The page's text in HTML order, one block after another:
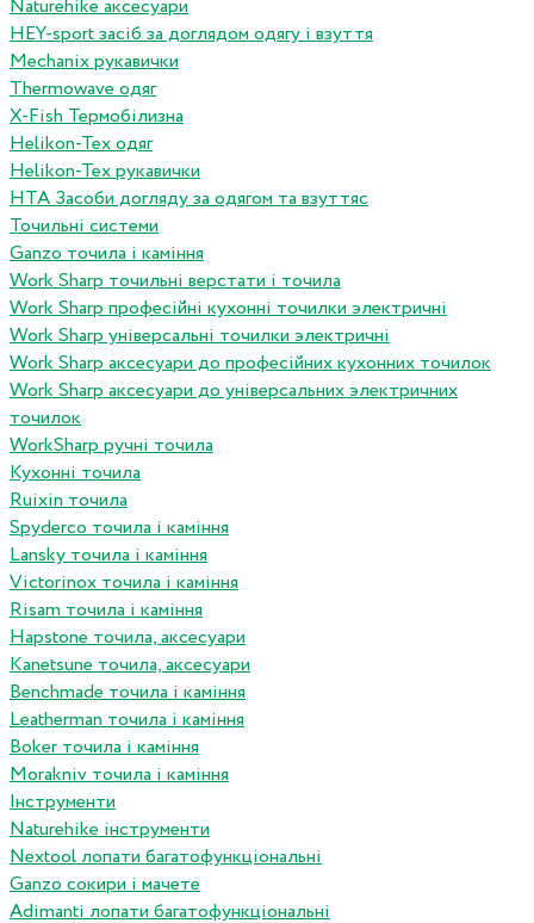
Naturehike аксесуари
HEY-sport засіб за доглядом одягу і взуття
Mechanix рукавички
Thermowave одяг
X-Fish Термобілизна
Helikon-Tex одяг
Helikon-Tex рукавички
HTA Засоби догляду за одягом та взуттяс
Точильні системи
Ganzo точила і каміння
Work Sharp точильні верстати і точила
Work Sharp професiйнi кухоннi точилки электричнi
Work Sharp унiверсальнi точилки электричнi
Work Sharp аксесуари до професiйних кухонних точилок
Work Sharp аксесуари до унiверсальних электричних
точилок
WorkSharp ручні точила
Кухонні точила
Ruixin точила
Spyderco точила і каміння
Lansky точила і каміння
Victorinox точила і каміння
Risam точила і каміння
Hapstone точила, аксесуари
Kanetsune точила, аксесуари
Benchmade точила і каміння
Leatherman точила і каміння
Boker точила і каміння
Morakniv точила і каміння
Інструменти
Naturehike інструменти
Nextool лопати багатофункціональні
Ganzo сокири і мачете
Adimanti лопати багатофункціональні